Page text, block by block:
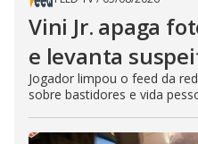
Vini Jr. apaga
e levanta
Jogador limpou o feed da
sobre bastidores e vida